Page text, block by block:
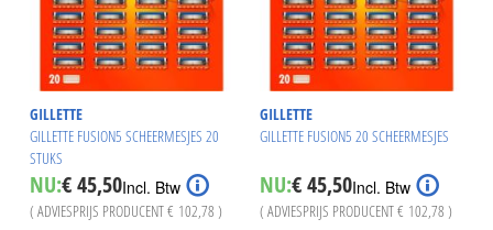
GILLETTE
GILLETTE FUSION5 SCHEERMESJES 20
STUKS
NU:€ 45,50Incl. Btw
( ADVIESPRIJS PRODUCENT€ 102,78 )
GILLETTE
GILLETTE FUSION5 20 SCHEERMESJES
NU:€ 45,50Incl. Btw
( ADVIESPRIJS PRODUCENT€ 102,78 )